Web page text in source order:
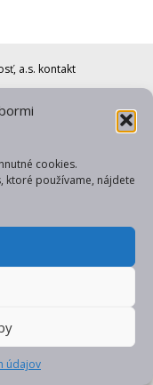
cookies.
ktoré používame, nájdete
údajov
a.s. kontakt